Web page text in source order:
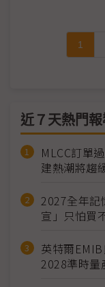
1
近７天熱門
MLCC訂單
建熱潮將趨
2027全年
宣」只怕買
英特爾
2028準時量